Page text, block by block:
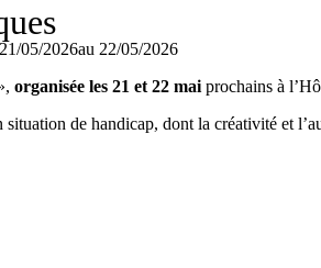
21/05/2026au 22/05/2026
organisée les 21 et 22 mai prochains à
de handicap, dont la créativité et